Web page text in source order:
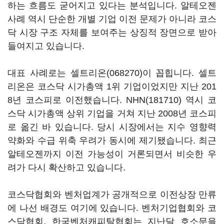
하는 흐름도 굳어지고 있다는 분석입니다. 알테오젠
사례 역시 단순한 개별 기업 이전 문제가 아니라 코스
닥 시장 구조 자체를 보여주는 상징적 장면으로 받아
들여지고 있습니다.
대표 사례로는 셀트리온(068270)이 꼽힙니다. 셀트
리온은 코스닥 시가총액 1위 기업이었지만 지난 201
8년 코스피로 이전했습니다. NHN(181710) 역시 코
스닥 시가총액 상위 기업을 거쳐 지난 2008년 코스피
로 옮긴 바 있습니다. 당시 시장에서는 지수 영향력
약화와 수급 위축 우려가 동시에 제기됐습니다. 최근
알테오젠까지 이전 가능성이 거론되면서 비슷한 우
려가 다시 확산하고 있습니다.
코스닥협회와 벤처업계가 공개적으로 이전상장 만류
에 나선 배경도 여기에 있습니다. 벤처기업협회와 코
스닥협회, 한국벤처캐피탈협회는 지난달 호소문을